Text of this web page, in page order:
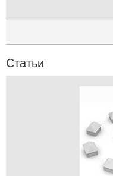
Статьи